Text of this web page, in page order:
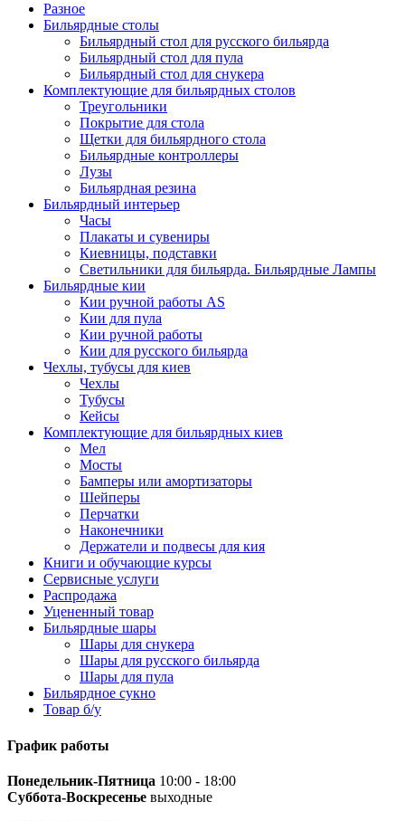
Разное
Бильярдные столы
Бильярдный стол для русского бильярда
Бильярдный стол для пула
Бильярдный стол для снукера
Комплектующие для бильярдных столов
Треугольники
Покрытие для стола
Щетки для бильярдного стола
Бильярдные контроллеры
Лузы
Бильярдная резина
Бильярдный интерьер
Часы
Плакаты и сувениры
Киевницы, подставки
Светильники для бильярда. Бильярдные Лампы
Бильярдные кии
Кии ручной работы AS
Кии для пула
Кии ручной работы
Кии для русского бильярда
Чехлы, тубусы для киев
Чехлы
Тубусы
Кейсы
Комплектующие для бильярдных киев
Мел
Мосты
Бамперы или амортизаторы
Шейперы
Перчатки
Наконечники
Держатели и подвесы для кия
Книги и обучающие курсы
Сервисные услуги
Распродажа
Уцененный товар
Бильярдные шары
Шары для снукера
Шары для русского бильярда
Шары для пула
Бильярдное сукно
Товар б/у
График работы
Понедельник-Пятница 10:00 - 18:00
Суббота-Воскресенье выходные